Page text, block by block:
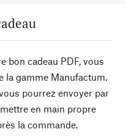
bon cadeau PDF, vous
la gamme Manufactum.
pourrez envoyer par
en main propre
la commande.